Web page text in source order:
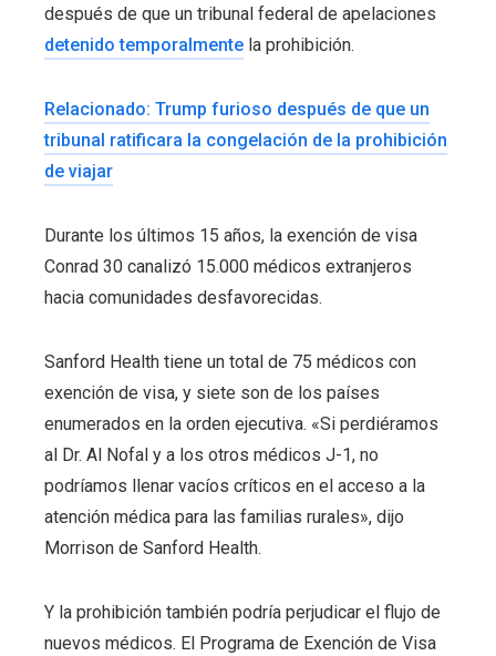
después de que un tribunal federal de apelaciones
detenido temporalmente la prohibición.
Relacionado: Trump furioso después de que un
tribunal ratificara la congelación de la prohibición
de viajar
Durante los últimos 15 años, la exención de visa
Conrad 30 canalizó 15.000 médicos extranjeros
hacia comunidades desfavorecidas.
Sanford Health tiene un total de 75 médicos con
exención de visa, y siete son de los países
enumerados en la orden ejecutiva. «Si perdiéramos
al Dr. Al Nofal y a los otros médicos J-1, no
podríamos llenar vacíos críticos en el acceso a la
atención médica para las familias rurales», dijo
Morrison de Sanford Health.
Y la prohibición también podría perjudicar el flujo de
nuevos médicos. El Programa de Exención de Visa